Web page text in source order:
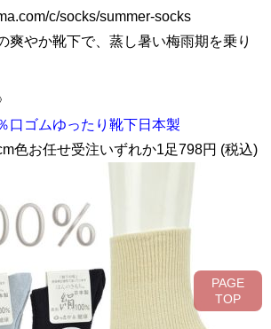
c/socks/summer-socks
爽やか靴下で、蒸し暑い梅雨期を乗り
口ゴムゆったり靴下日本製
色お任せ受注いずれか1足798円 (税込)
PAGE
TOP